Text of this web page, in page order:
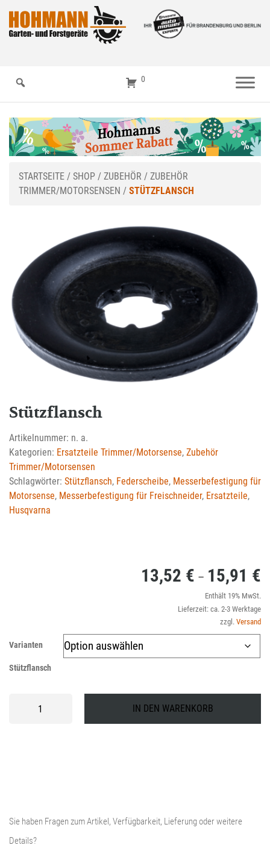
0
STARTSEITE / SHOP / ZUBEHÖR / ZUBEHÖR
TRIMMER/MOTORSENSEN / STÜTZFLANSCH
Stützflansch
Artikelnummer: n. a.
Kategorien: Ersatzteile Trimmer/Motorsense, Zubehör
Trimmer/Motorsensen
Schlagwörter: Stützflansch, Federscheibe, Messerbefestigung für
Motorsense, Messerbefestigung für Freischneider, Ersatzteile,
Husqvarna
13,52 € – 15,91 €
Enthält 19% MwSt.
Lieferzeit: ca. 2-3 Werktage
zzgl. Versand
Varianten
Stützflansch
IN DEN WARENKORB
Sie haben Fragen zum Artikel, Verfügbarkeit, Lieferung oder weitere
Details?